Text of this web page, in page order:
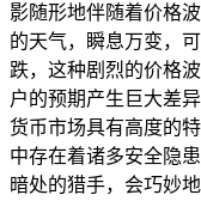
影随形地伴随着价格
的天气，瞬息万变，
跌，这种剧烈的价格
户的预期产生巨大差
货币市场具有高度的
中存在着诸多安全隐
暗处的猎手，会巧妙